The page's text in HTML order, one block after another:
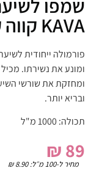
KAVA קווה קווה 1000 מ"ל
פורמולה ייחודית
ומונע את נשירתו.
ומחזקת את שורשי
ובריא יותר.
תכולה: 1000 מ"ל
₪ 89
מחיר ל-100 מ״ל: ₪8.90